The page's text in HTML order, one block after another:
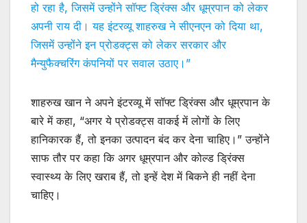
हो रहा है, जिसमें उन्होंने सॉफ्ट ड्रिंक्स और धूम्रपान को लेकर
अपनी राय दी। यह इंटरव्यू शाहरुख ने सीएनएन को दिया था,
जिसमें उन्होंने इन प्रोडक्ट्स को लेकर सरकार और
मैन्युफैक्चरिंग कंपनियों पर सवाल उठाए।”
शाहरुख खान ने अपने इंटरव्यू में सॉफ्ट ड्रिंक्स और धूम्रपान के
बारे में कहा, “अगर ये प्रोडक्ट्स वाकई में लोगों के लिए
हानिकारक हैं, तो इनका उत्पादन बंद कर देना चाहिए।” उन्होंने
साफ तौर पर कहा कि अगर धूम्रपान और कोल्ड ड्रिंक्स
स्वास्थ्य के लिए खराब हैं, तो इन्हें देश में बिकने ही नहीं देना
चाहिए।